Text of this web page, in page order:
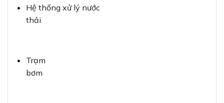
Hệ thống xử lý nước
thải
Trạm
bơm